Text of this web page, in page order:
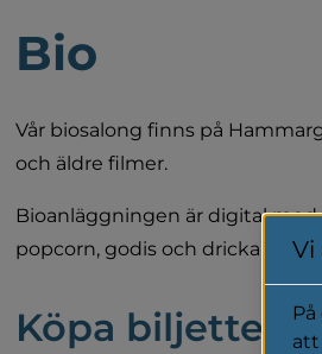
Bio
Vår biosalong finns på
och äldre filmer.
Bioanläggningen är digital med
popcorn, godis och dricka.
Köpa biljetter
Vi
att